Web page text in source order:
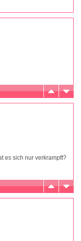
es sich nur verkrampft?